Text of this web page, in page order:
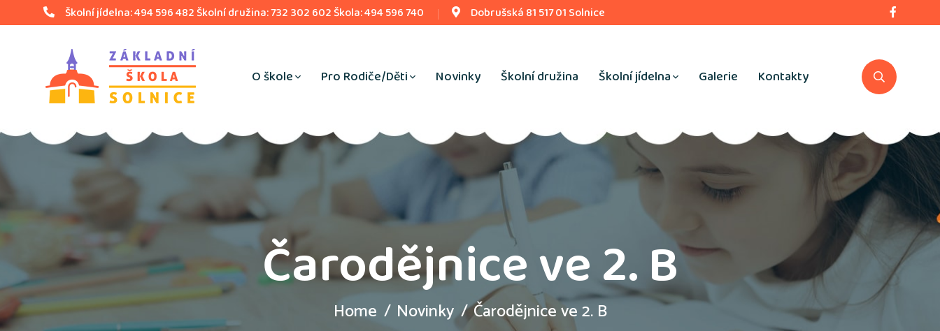
Školní jídelna: 494 596 482 Školní družina: 732 302 602 Škola: 494 596 740 Dobrušská 81 517 01 Solnice
O škole Pro Rodiče/Děti Novinky Školní družina Školní jídelna Galerie Kontakty
Čarodějnice ve 2. B
Home Novinky Čarodějnice ve 2. B